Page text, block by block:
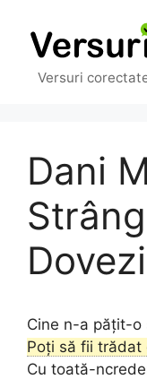
conținut
Versuri
Dani
Cine n-a pățit-o
Poți să fii trădat
Cu toată-